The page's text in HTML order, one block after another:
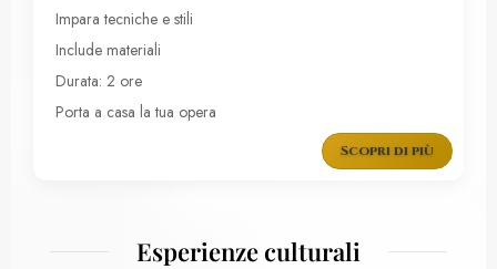
Impara tecniche e stili
Include materiali
Durata: 2 ore
Porta a casa la tua opera
Scopri di più
Esperienze culturali